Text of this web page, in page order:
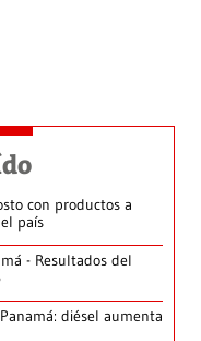
con productos a
país
- Resultados del
diésel aumenta